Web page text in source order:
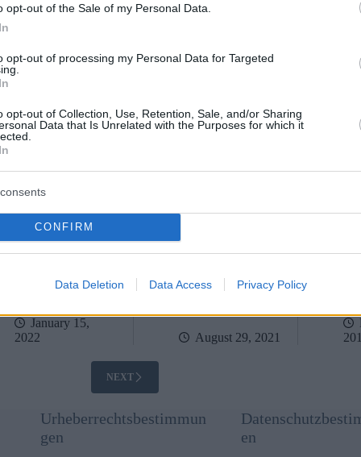
opt-out of the Sale of my Personal Data.
opt-out of processing my Personal Data for Targeted
opt-out of Collection, Use, Retention, Sale, and/or Sharing
Data that Is Unrelated with the Purposes for which it
CONFIRM
Data Deletion Data Access Privacy Policy
der beliebtesten
Ungarns ist
– FOTOS
January 15,
2022
Vor- und Nachteile eines
Umzugs nach Ungarn –
August 29, 2021
NEXT
Urheberrechtsbestimmun
gen
en